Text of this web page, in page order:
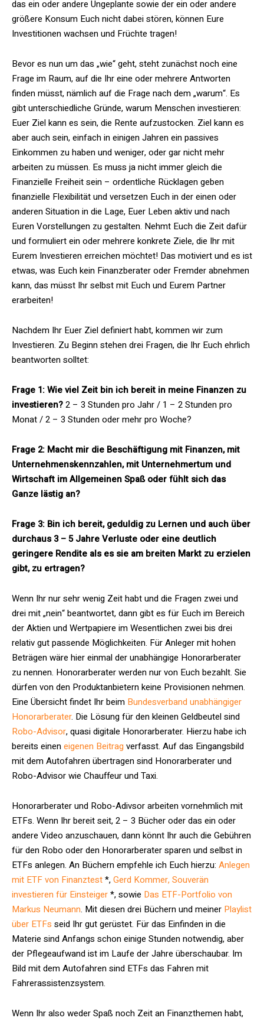
das ein oder andere Ungeplante sowie der ein oder andere
größere Konsum Euch nicht dabei stören, können Eure
Investitionen wachsen und Früchte tragen!
Bevor es nun um das „wie“ geht, steht zunächst noch eine
Frage im Raum, auf die Ihr eine oder mehrere Antworten
finden müsst, nämlich auf die Frage nach dem „warum“. Es
gibt unterschiedliche Gründe, warum Menschen investieren:
Euer Ziel kann es sein, die Rente aufzustocken. Ziel kann es
aber auch sein, einfach in einigen Jahren ein passives
Einkommen zu haben und weniger, oder gar nicht mehr
arbeiten zu müssen. Es muss ja nicht immer gleich die
Finanzielle Freiheit sein – ordentliche Rücklagen geben
finanzielle Flexibilität und versetzen Euch in der einen oder
anderen Situation in die Lage, Euer Leben aktiv und nach
Euren Vorstellungen zu gestalten. Nehmt Euch die Zeit dafür
und formuliert ein oder mehrere konkrete Ziele, die Ihr mit
Eurem Investieren erreichen möchtet! Das motiviert und es ist
etwas, was Euch kein Finanzberater oder Fremder abnehmen
kann, das müsst Ihr selbst mit Euch und Eurem Partner
erarbeiten!
Nachdem Ihr Euer Ziel definiert habt, kommen wir zum
Investieren. Zu Beginn stehen drei Fragen, die Ihr Euch ehrlich
beantworten solltet:
Frage 1: Wie viel Zeit bin ich bereit in meine Finanzen zu
investieren?2 – 3 Stunden pro Jahr / 1 – 2 Stunden pro
Monat / 2 – 3 Stunden oder mehr pro Woche?
Frage 2: Macht mir die Beschäftigung mit Finanzen, mit
Unternehmenskennzahlen, mit Unternehmertum und
Wirtschaft im Allgemeinen Spaß oder fühlt sich das
Ganze lästig an?
Frage 3: Bin ich bereit, geduldig zu Lernen und auch über
durchaus 3 – 5 Jahre Verluste oder eine deutlich
geringere Rendite als es sie am breiten Markt zu erzielen
gibt, zu ertragen?
Wenn Ihr nur sehr wenig Zeit habt und die Fragen zwei und
drei mit „nein“ beantwortet, dann gibt es für Euch im Bereich
der Aktien und Wertpapiere im Wesentlichen zwei bis drei
relativ gut passende Möglichkeiten. Für Anleger mit hohen
Beträgen wäre hier einmal der unabhängige Honorarberater
zu nennen. Honorarberater werden nur von Euch bezahlt. Sie
dürfen von den Produktanbietern keine Provisionen nehmen.
Eine Übersicht findet Ihr beim Bundesverband unabhängiger
Honorarberater. Die Lösung für den kleinen Geldbeutel sind
Robo-Advisor, quasi digitale Honorarberater. Hierzu habe ich
bereits eineneigenen Beitrag verfasst. Auf das Eingangsbild
mit dem Autofahren übertragen sind Honorarberater und
Robo-Advisor wie Chauffeur und Taxi.
Honorarberater und Robo-Adivsor arbeiten vornehmlich mit
ETFs. Wenn Ihr bereit seit, 2 – 3 Bücher oder das ein oder
andere Video anzuschauen, dann könnt Ihr auch die Gebühren
für den Robo oder den Honorarberater sparen und selbst in
ETFs anlegen. An Büchern empfehle ich Euch hierzu: Anlegen
mit ETF von Finanztest*,Gerd Kommer, Souverän
investieren für Einsteiger*, sowie Das ETF-Portfolio von
Markus Neumann. Mit diesen drei Büchern und meiner Playlist
über ETFs seid Ihr gut gerüstet. Für das Einfinden in die
Materie sind Anfangs schon einige Stunden notwendig, aber
der Pflegeaufwand ist im Laufe der Jahre überschaubar. Im
Bild mit dem Autofahren sind ETFs das Fahren mit
Fahrerassistenzsystem.
Wenn Ihr also weder Spaß noch Zeit an Finanzthemen habt,